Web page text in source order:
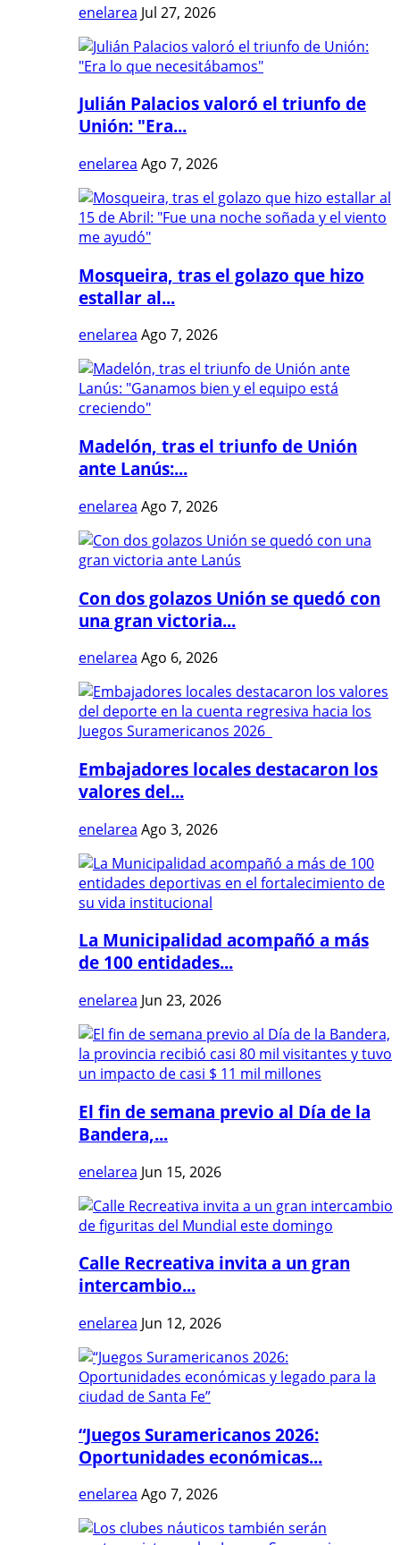
enelarea Jul 27, 2026
Julián Palacios valoró el triunfo de
Unión: "Era...
enelarea Ago 7, 2026
Mosqueira, tras el golazo que hizo
estallar al...
enelarea Ago 7, 2026
Madelón, tras el triunfo de Unión
ante Lanús:...
enelarea Ago 7, 2026
Con dos golazos Unión se quedó con
una gran victoria...
enelarea Ago 6, 2026
Embajadores locales destacaron los
valores del...
enelarea Ago 3, 2026
La Municipalidad acompañó a más
de 100 entidades...
enelarea Jun 23, 2026
El fin de semana previo al Día de la
Bandera,...
enelarea Jun 15, 2026
Calle Recreativa invita a un gran
intercambio...
enelarea Jun 12, 2026
“Juegos Suramericanos 2026:
Oportunidades económicas...
enelarea Ago 7, 2026